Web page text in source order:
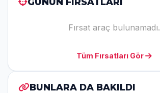
Fırsat araç bulunamadı.
Tüm Fırsatları Gör
BUNLARA DA BAKILDI